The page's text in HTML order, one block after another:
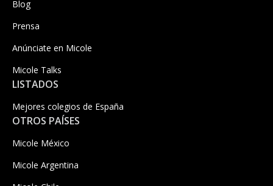
Blog
Prensa
Anúnciate en Micole
Micole Talks
LISTADOS
Mejores colegios de España
OTROS PAÍSES
Micole México
Micole Argentina